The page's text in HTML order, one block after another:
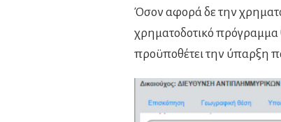
Όσον αφορά δε την
χρηματοδοτικό πρόγραμμα
προϋποθέτει την ύπαρξη